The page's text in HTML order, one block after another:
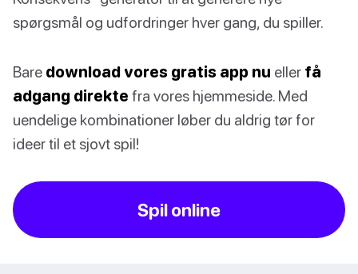
spørgsmål og udfordringer hver gang, du spiller.
Bare download vores gratis app nu eller få
adgang direkte fra vores hjemmeside. Med
uendelige kombinationer løber du aldrig tør for
ideer til et sjovt spil!
Spil online